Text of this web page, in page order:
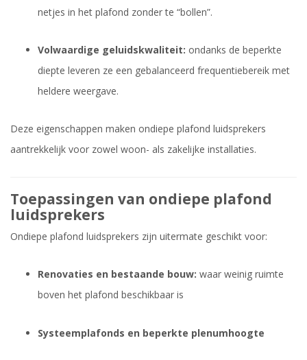
netjes in het plafond zonder te “bollen”.
Volwaardige geluidskwaliteit: ondanks de beperkte
diepte leveren ze een gebalanceerd frequentiebereik met
heldere weergave.
Deze eigenschappen maken ondiepe plafond luidsprekers
aantrekkelijk voor zowel woon- als zakelijke installaties.
Toepassingen van ondiepe plafond
luidsprekers
Ondiepe plafond luidsprekers zijn uitermate geschikt voor:
Renovaties en bestaande bouw: waar weinig ruimte
boven het plafond beschikbaar is
Systeemplafonds en beperkte plenumhoogte